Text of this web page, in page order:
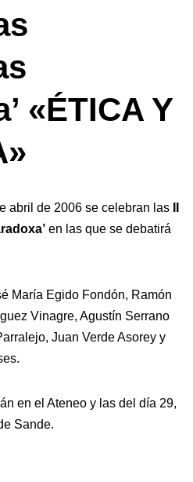
«ÉTICA Y
abril de 2006 se celebran las
en las que se debatirá
María Egido Fondón, Ramón
Vinagre, Agustín Serrano
Juan Verde Asorey y
en el Ateneo y las del día 29,
Sande.